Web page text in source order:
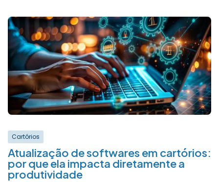
Cartórios
Atualização de softwares em cartórios:
por que ela impacta diretamente a
produtividade